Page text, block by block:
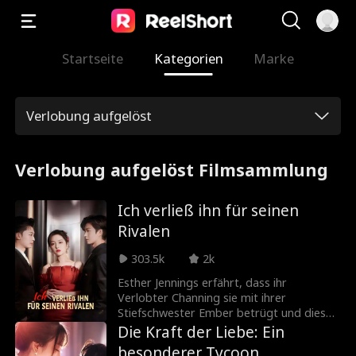
Startseite Kategorien Marke
Verlobung aufgelöst
Verlobung aufgelöst Filmsammlung
Ich verließ ihn für seinen
Rivalen
303.5k
2k
Esther Jennings erfährt, dass ihr
Verlobter Channing sie mit ihrer
Stiefschwester Ember betrügt und diese
schwanger ist. Aus Rache heiratet die
tieftraurige Esther den skrupellosen Carl
Die Kraft der Liebe: Ein